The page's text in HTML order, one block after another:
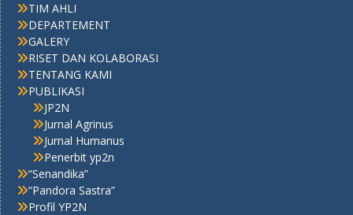
TIM AHLI
DEPARTEMENT
GALERY
RISET DAN KOLABORASI
TENTANG KAMI
PUBLIKASI
JP2N
Jurnal Agrinus
Jurnal Humanus
Penerbit yp2n
“Senandika”
“Pandora Sastra”
Profil YP2N